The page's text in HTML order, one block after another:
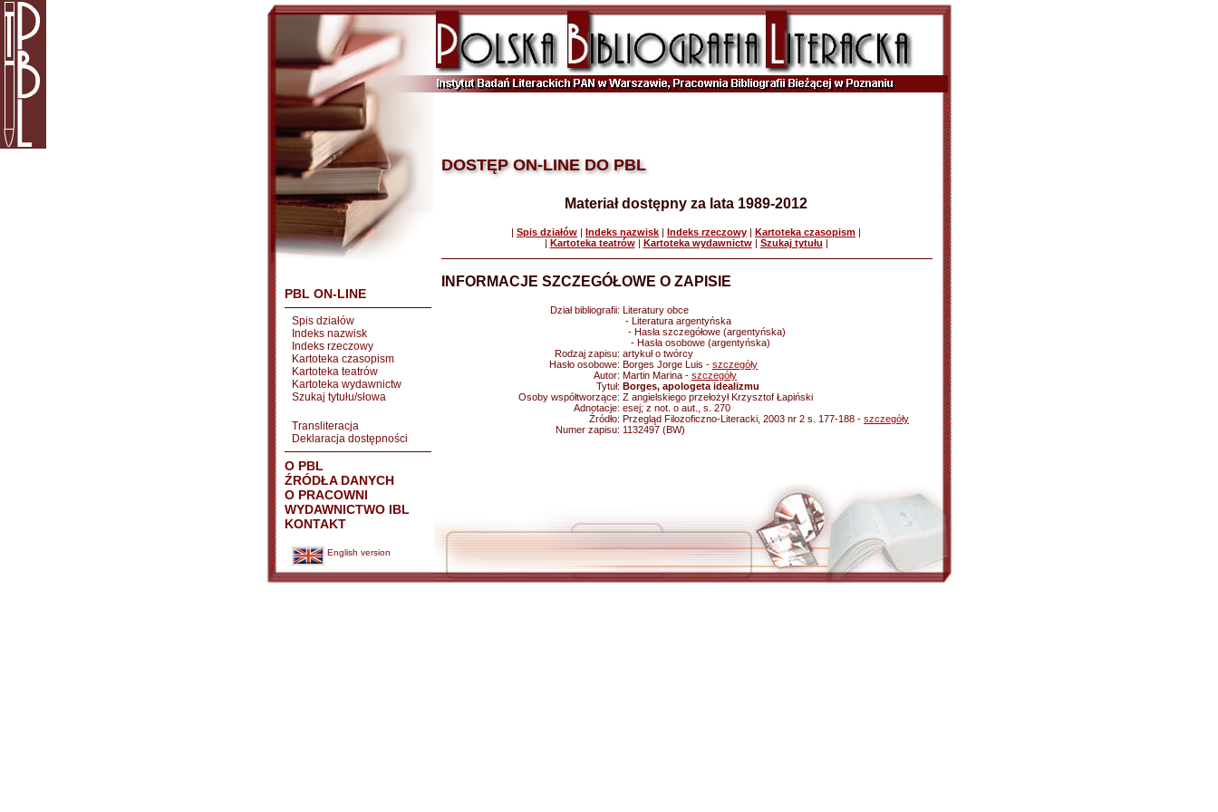
PBL ON-LINE
Spis działów
Indeks nazwisk
Indeks rzeczowy
Kartoteka czasopism
Kartoteka teatrów
Kartoteka wydawnictw
Szukaj tytułu/słowa
Transliteracja
Deklaracja dostępności
O PBL
ŹRÓDŁA DANYCH
O PRACOWNI
WYDAWNICTWO IBL
KONTAKT
English version
DOSTĘP ON-LINE DO PBL
Materiał dostępny za lata 1989-2012
| Spis działów | Indeks nazwisk | Indeks rzeczowy | Kartoteka czasopism |
| Kartoteka teatrów| Kartoteka wydawnictw| Szukaj tytułu |
INFORMACJE SZCZEGÓŁOWE O ZAPISIE
Dział bibliografii: Literatury obce
- Literatura argentyńska
- Hasła szczegółowe (argentyńska)
- Hasła osobowe (argentyńska)
Rodzaj zapisu: artykuł o twórcy
Hasło osobowe: Borges Jorge Luis - szczegóły
Autor: Martin Marina - szczegóły
Tytuł: Borges, apologeta idealizmu
Osoby współtworzące: Z angielskiego przełożył Krzysztof Łapiński
Adnotacje: esej; z not. o aut., s. 270
Źródło: Przegląd Filozoficzno-Literacki, 2003 nr 2 s. 177-188 - szczegóły
Numer zapisu: 1132497 (BW)